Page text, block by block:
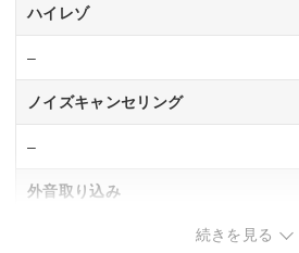
ハイレゾ
–
ノイズキャンセリング
–
外音取り込み
続きを見る